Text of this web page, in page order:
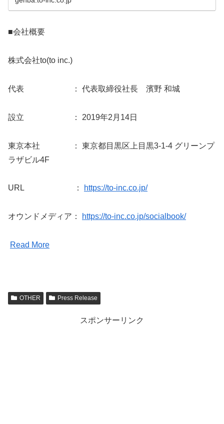
■会社概要
株式会社to(to inc.)
代表 ： 代表取締役社長 濱野 和城
設立 ： 2019年2月14日
東京本社 ： 東京都目黒区上目黒3-1-4 グリーンプ
ラザビル4F
URL ： https://to-inc.co.jp/
オウンドメディア： https://to-inc.co.jp/socialbook/
Read More
OTHER Press Release
スポンサーリンク